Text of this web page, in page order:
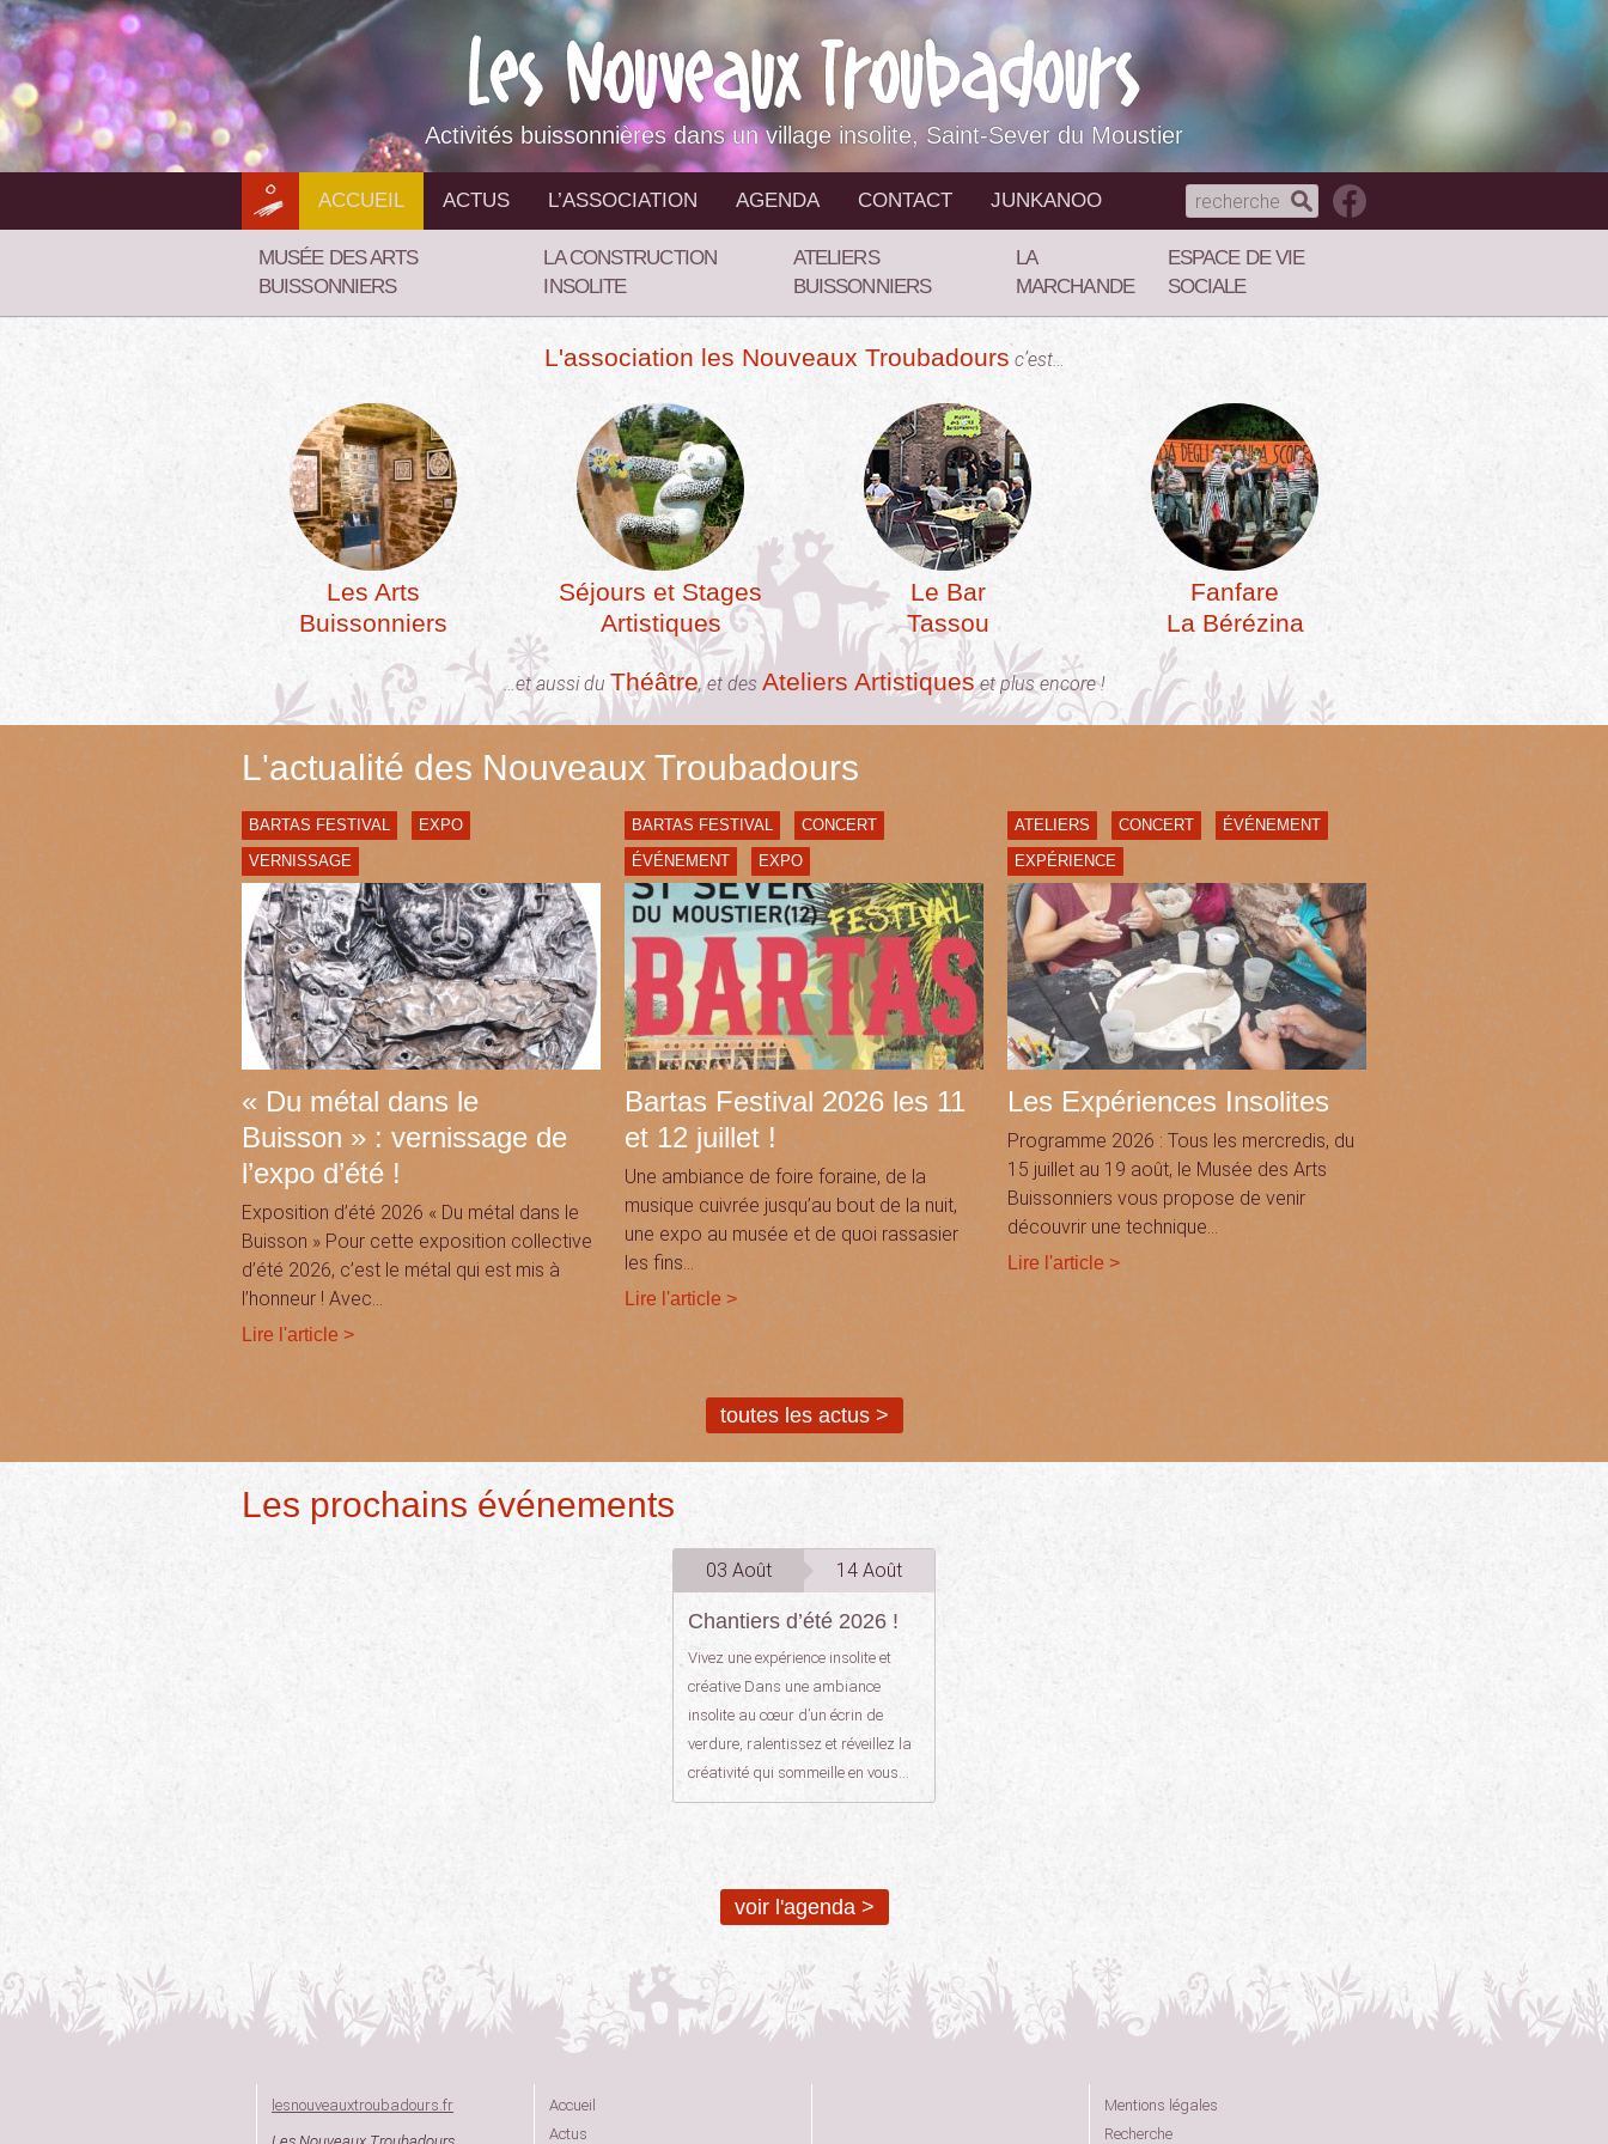
Aller
au
contenu
Activités buissonnières dans un village insolite, Saint-Sever du Moustier
ACCUEIL ACTUS L’ASSOCIATION AGENDA CONTACT JUNKANOO
MUSÉE DES ARTS
BUISSONNIERS
LA CONSTRUCTION
INSOLITE
ATELIERS
BUISSONNIERS
LA
MARCHANDE
ESPACE DE VIE
SOCIALE
L'association les Nouveaux Troubadours c’est…
Les Arts
Buissonniers
Séjours et Stages
Artistiques
Le Bar
Tassou
Fanfare
La Bérézina
…et aussi du Théâtre, et des Ateliers Artistiqueset plus encore !
L'actualité des Nouveaux Troubadours
BARTAS FESTIVAL
EXPO
VERNISSAGE
« Du métal dans le
Buisson » : vernissage de
l’expo d’été !
Exposition d’été 2026 « Du métal dans le
Buisson » Pour cette exposition collective
d’été 2026, c’est le métal qui est mis à
l’honneur ! Avec…
Lire l'article >
BARTAS FESTIVAL
CONCERT
ÉVÉNEMENT
EXPO
Bartas Festival 2026 les 11
et 12 juillet !
Une ambiance de foire foraine, de la
musique cuivrée jusqu’au bout de la nuit,
une expo au musée et de quoi rassasier
les fins…
Lire l'article >
ATELIERS CONCERT
ÉVÉNEMENT
EXPÉRIENCE
Les Expériences Insolites
Programme 2026 : Tous les mercredis, du
15 juillet au 19 août, le Musée des Arts
Buissonniers vous propose de venir
découvrir une technique…
Lire l'article >
toutes les actus >
Les prochains événements
03 Août 14 Août
Chantiers d’été 2026 !
Vivez une expérience insolite et
créative Dans une ambiance
insolite au cœur d’un écrin de
verdure, ralentissez et réveillez la
créativité qui sommeille en vous…
voir l'agenda >
lesnouveauxtroubadours.fr
Accueil
Actus
Mentions légales
Recherche